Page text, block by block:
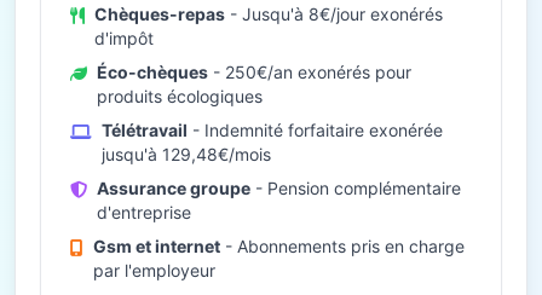
Chèques-repas - Jusqu'à 8€/jour exonérés
d'impôt
Éco-chèques - 250€/an exonérés pour
produits écologiques
Télétravail - Indemnité forfaitaire exonérée
jusqu'à 129,48€/mois
Assurance groupe - Pension complémentaire
d'entreprise
Gsm et internet - Abonnements pris en charge
par l'employeur